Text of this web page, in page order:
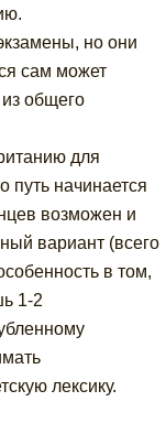
но они
сам может
общего
для
путь начинается
возможен и
вариант (всего
в том,
1-2
лексику.